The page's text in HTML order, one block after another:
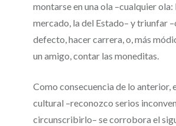
montarse en una ola –cualquier ola:
mercado, la del Estado– y triunfar
defecto, hacer carrera, o, más
un amigo, contar las moneditas.
Como consecuencia de lo anterior,
cultural –reconozco serios
circunscribirlo– se corrobora el